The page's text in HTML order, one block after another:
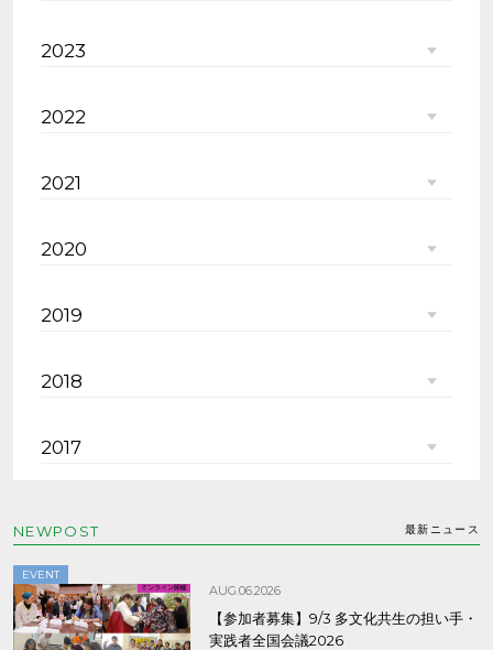
2023
2022
2021
2020
2019
2018
2017
NEWPOST 最新ニュース
EVENT
AUG.06.2026
【参加者募集】9/3 多文化共生の担い手・
実践者全国会議2026